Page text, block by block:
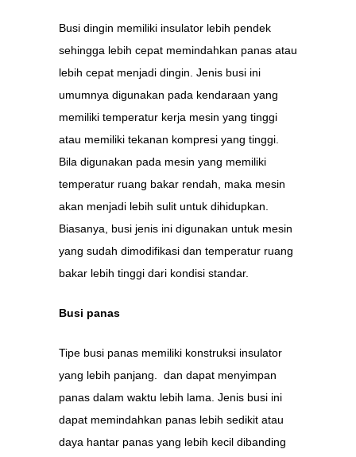
Busi dingin memiliki insulator lebih pendek
sehingga lebih cepat memindahkan panas atau
lebih cepat menjadi dingin. Jenis busi ini
umumnya digunakan pada kendaraan yang
memiliki temperatur kerja mesin yang tinggi
atau memiliki tekanan kompresi yang tinggi.
Bila digunakan pada mesin yang memiliki
temperatur ruang bakar rendah, maka mesin
akan menjadi lebih sulit untuk dihidupkan.
Biasanya, busi jenis ini digunakan untuk mesin
yang sudah dimodifikasi dan temperatur ruang
bakar lebih tinggi dari kondisi standar.
Busi panas
Tipe busi panas memiliki konstruksi insulator
yang lebih panjang. dan dapat menyimpan
panas dalam waktu lebih lama. Jenis busi ini
dapat memindahkan panas lebih sedikit atau
daya hantar panas yang lebih kecil dibanding